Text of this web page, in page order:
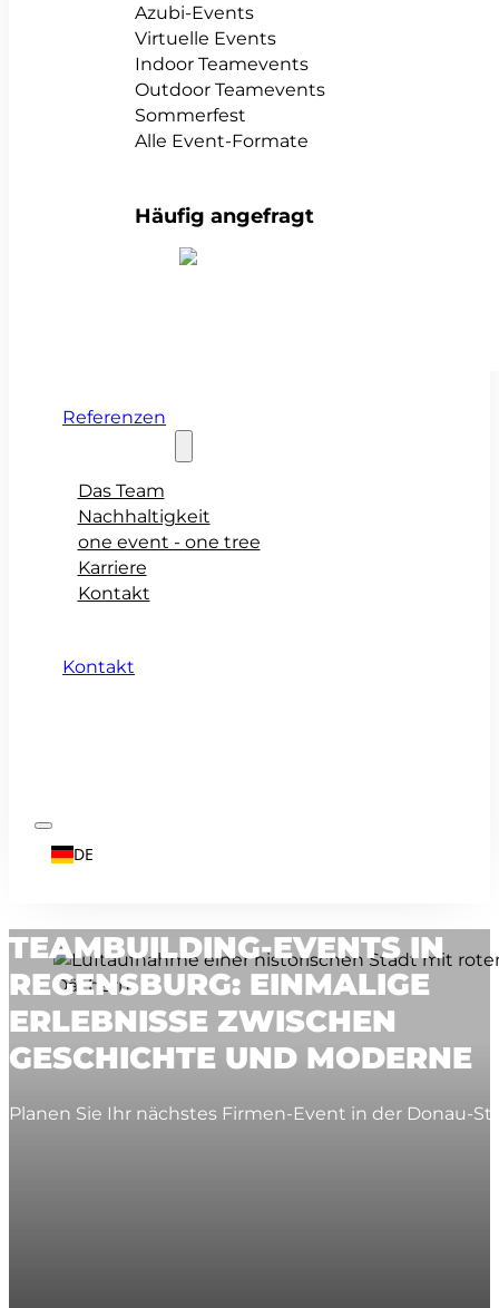
Azubi-Events
Virtuelle Events
Indoor Teamevents
Outdoor Teamevents
Sommerfest
Alle Event-Formate
Häufig angefragt
Referenzen
Das Team
Nachhaltigkeit
one event - one tree
Karriere
Kontakt
Kontakt
DE
TEAMBUILDING-EVENTS IN
REGENSBURG: EINMALIGE
ERLEBNISSE ZWISCHEN
GESCHICHTE UND MODERNE
Planen Sie Ihr nächstes Firmen-Event in der Donau-